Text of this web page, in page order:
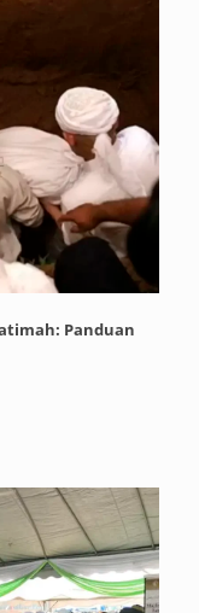
Panduan